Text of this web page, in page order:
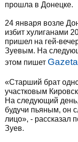
прошла в Донецке.
24 января возле
избит хулиганами
пришел на гей-
Зуевым. На
этом пишет
«Старший брат
участковым
На следующий
будучи пьяным, он
лицо», - рассказал
Зуев.